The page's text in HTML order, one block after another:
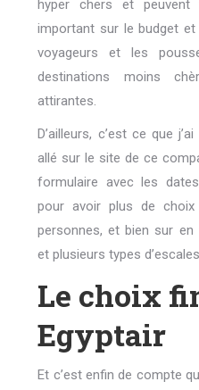
hyper chers et
important sur le budget
voyageurs et les
destinations moins
attirantes.
D’ailleurs, c’est ce que
allé sur le site de ce
formulaire avec les
pour avoir plus de
personnes, et bien sur
et plusieurs types
Le choix
Egyptair
Et c’est enfin de compte